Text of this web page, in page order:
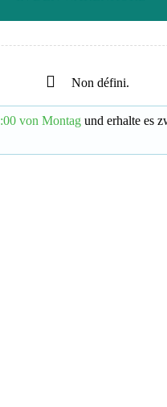
Non défini.
von Montag und erhalte es